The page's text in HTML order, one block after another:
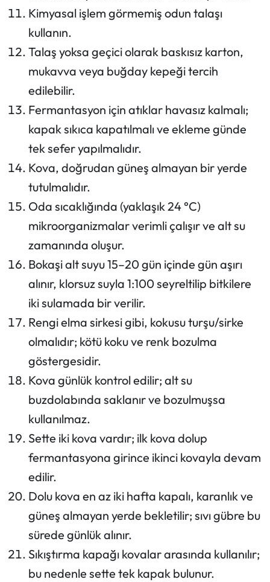
Kimyasal işlem görmemiş odun talaşı
kullanın.
Talaş yoksa geçici olarak baskısız karton,
mukavva veya buğday kepeği tercih
edilebilir.
Fermantasyon için atıklar havasız kalmalı;
kapak sıkıca kapatılmalı ve ekleme günde
tek sefer yapılmalıdır.
Kova, doğrudan güneş almayan bir yerde
tutulmalıdır.
Oda sıcaklığında (yaklaşık 24 °C)
mikroorganizmalar verimli çalışır ve alt su
zamanında oluşur.
Bokaşi alt suyu 15–20 gün içinde gün aşırı
alınır, klorsuz suyla 1:100 seyreltilip bitkilere
iki sulamada bir verilir.
Rengi elma sirkesi gibi, kokusu turşu/sirke
olmalıdır; kötü koku ve renk bozulma
göstergesidir.
Kova günlük kontrol edilir; alt su
buzdolabında saklanır ve bozulmuşsa
kullanılmaz.
Sette iki kova vardır; ilk kova dolup
fermantasyona girince ikinci kovayla devam
edilir.
Dolu kova en az iki hafta kapalı, karanlık ve
güneş almayan yerde bekletilir; sıvı gübre bu
sürede günlük alınır.
Sıkıştırma kapağı kovalar arasında kullanılır;
bu nedenle sette tek kapak bulunur.